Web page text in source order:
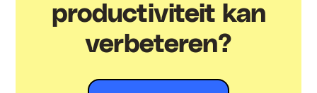
productiviteit kan
verbeteren?